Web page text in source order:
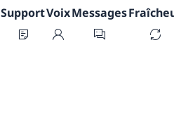
SupportVoixMessages